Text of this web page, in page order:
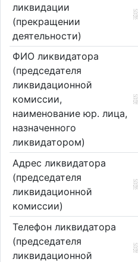
ликвидации
(прекращении
деятельности)
ФИО ликвидатора
(председателя
ликвидационной
комиссии,
наименование юр. лица,
назначенного
ликвидатором)
Адрес ликвидатора
(председателя
ликвидационной
комиссии)
Телефон ликвидатора
(председателя
ликвидационной